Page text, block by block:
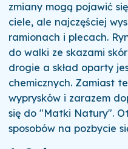
zmiany mogą pojawić
ciele, ale najczęściej
ramionach i plecach.
do walki ze skazami
drogie a skład oparty
chemicznych. Zamiast
wyprysków i zarazem
się do "Matki Natury".
sposobów na pozbycie